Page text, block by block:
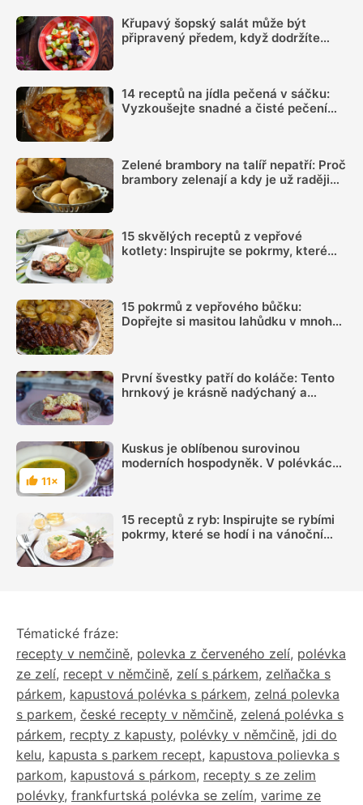
Křupavý šopský salát může být
připravený předem, když dodržíte
14 receptů na jídla pečená v sáčku:
Vyzkoušejte snadné a čisté pečení
Zelené brambory na talíř nepatří: Proč
brambory zelenají a kdy je už raději
15 skvělých receptů z vepřové
kotlety: Inspirujte se pokrmy, které
15 pokrmů z vepřového bůčku:
Dopřejte si masitou lahůdku v mnoha
První švestky patří do koláče: Tento
hrnkový je krásně nadýchaný a
Hodnocení
11×
Kuskus je oblíbenou surovinou
moderních hospodyněk. V polévkách
15 receptů z ryb: Inspirujte se rybími
pokrmy, které se hodí i na vánoční
Tématické fráze:
recepty v nemčině, polevka z červeného zelí, polévka
ze zelí, recept v němčině, zelí s párkem, zelňačka s
párkem, kapustová polévka s párkem, zelná polevka
s parkem, české recepty v němčině, zelená polévka s
párkem, recpty z kapusty, polévky v němčině, jdi do
kelu, kapusta s parkem recept, kapustova polievka s
parkom, kapustová s párkom, recepty s ze zelim
polévky, frankfurtská polévka se zelím, varime ze